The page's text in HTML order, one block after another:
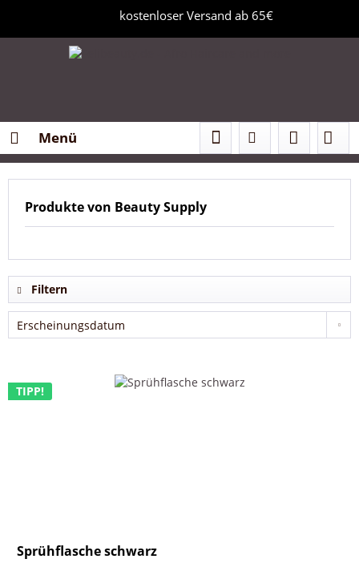
kostenloser Versand ab 65€
Menü
Produkte von Beauty Supply
Filtern
TIPP!
Sprühflasche schwarz